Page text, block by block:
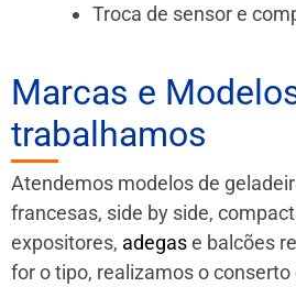
Troca de sensor e
Marcas e
trabalhamos
Atendemos modelos de
francesas, side by side,
expositores, adegase balcões
for o tipo, realizamos o